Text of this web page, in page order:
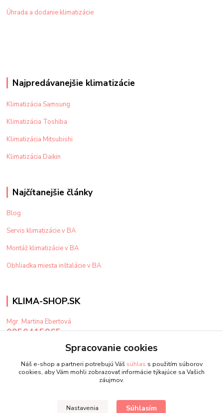
Úhrada a dodanie klimatizácie
Najpredávanejšie klimatizácie
Klimatizácia Samsung
Klimatizácia Toshiba
Klimatizácia Mitsubishi
Klimatizácia Daikin
Najčítanejšie články
Blog
Servis klimatizácie v BA
Montáž klimatizácie v BA
Obhliadka miesta inštalácie v BA
KLIMA-SHOP.SK
Mgr. Martina Ebertová
0950415965
klima@klima-shop.sk
Spracovanie cookies
Náš e-shop a partneri potrebujú Váš súhlas s použitím súborov
cookies, aby Vám mohli zobrazovať informácie týkajúce sa Vašich
záujmov.
Nastavenia Súhlasím